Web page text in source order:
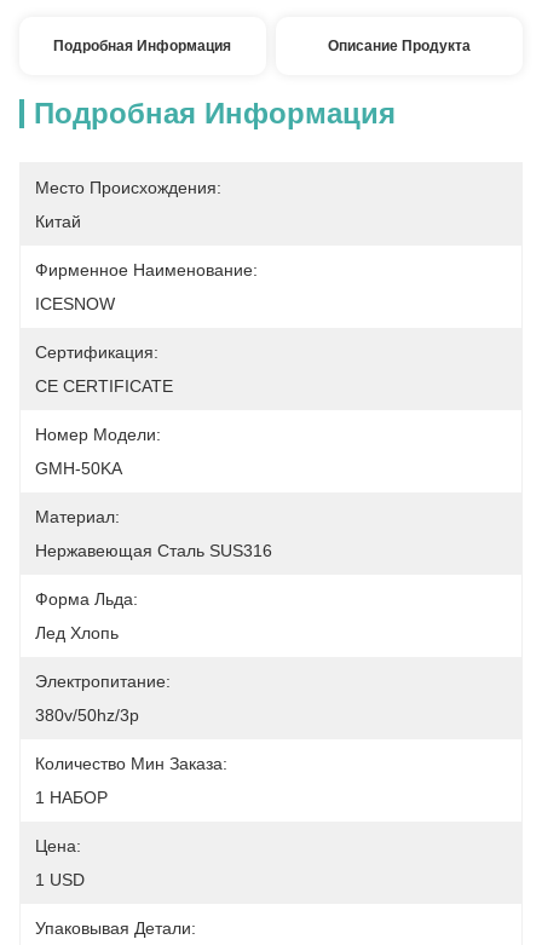
Подробная Информация Описание Продукта
Подробная Информация
Место Происхождения:
Китай
Фирменное Наименование:
ICESNOW
Сертификация:
CE CERTIFICATE
Номер Модели:
GMH-50KA
Материал:
Нержавеющая Сталь SUS316
Форма Льда:
Лед Хлопь
Электропитание:
380v/50hz/3p
Количество Мин Заказа:
1 НАБОР
Цена:
1 USD
Упаковывая Детали: